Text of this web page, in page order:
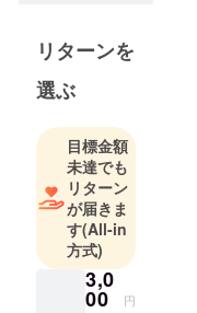
リターンを
選ぶ
目標金額
未達でも
リターン
が届きま
す(All-in
方式)
3,0
00 円